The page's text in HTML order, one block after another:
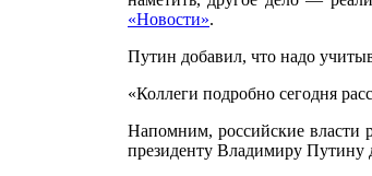
«Новости».
Путин добавил, что надо
«Коллеги подробно сегодня
Напомним, российские власти
президенту Владимиру Путину